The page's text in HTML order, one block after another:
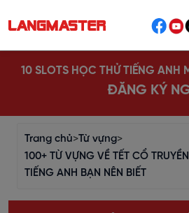
10 SLOTS HỌC THỬ TIẾNG ANH
ĐĂNG KÝ
Trang chủ>Từ vựng>
100+ TỪ VỰNG VỀ TẾT CỔ
TIẾNG ANH BẠN NÊN BIẾT